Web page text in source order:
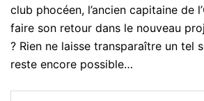
club phocéen, l’ancien capitaine de
faire son retour dans le nouveau
? Rien ne laisse transparaître un tel
reste encore possible…